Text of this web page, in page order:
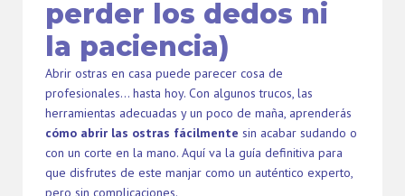
perder los dedos ni
la paciencia)
Abrir ostras en casa puede parecer cosa de
profesionales… hasta hoy. Con algunos trucos, las
herramientas adecuadas y un poco de maña, aprenderás
cómo abrir las ostras fácilmente sin acabar sudando o
con un corte en la mano. Aquí va la guía definitiva para
que disfrutes de este manjar como un auténtico experto,
pero sin complicaciones.